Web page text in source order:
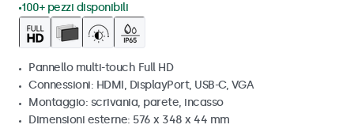
100+ pezzi disponibili
Pannello multi-touch Full HD
Connessioni: HDMI, DisplayPort, USB-C, VGA
Montaggio: scrivania, parete, incasso
Dimensioni esterne: 576 x 348 x 44 mm